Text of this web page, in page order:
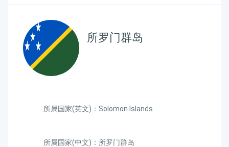
所罗门群岛
所属国家(英文)：Solomon Islands
所属国家(中文)：所罗门群岛